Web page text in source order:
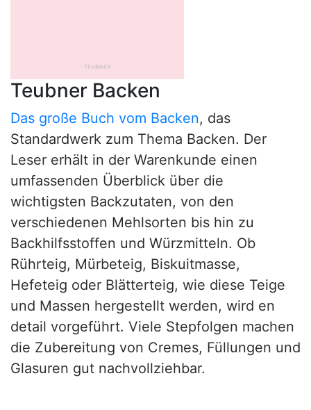
Teubner Backen
Das große Buch vom Backen, das
Standardwerk zum Thema Backen. Der
Leser erhält in der Warenkunde einen
umfassenden Überblick über die
wichtigsten Backzutaten, von den
verschiedenen Mehlsorten bis hin zu
Backhilfsstoffen und Würzmitteln. Ob
Rührteig, Mürbeteig, Biskuitmasse,
Hefeteig oder Blätterteig, wie diese Teige
und Massen hergestellt werden, wird en
detail vorgeführt. Viele Stepfolgen machen
die Zubereitung von Cremes, Füllungen und
Glasuren gut nachvollziehbar.